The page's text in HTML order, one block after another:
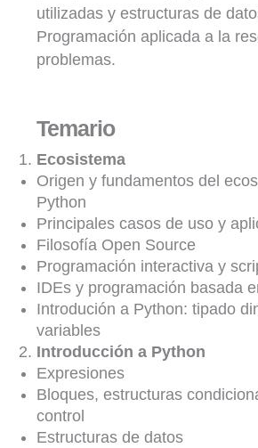
utilizadas y estructuras de
Programación aplicada a la
problemas.
Temario
Ecosistema
Origen y fundamentos del
Python
Principales casos de uso y
Filosofía Open Source
Programación interactiva y
IDEs y programación basada
Introdución a Python: tipado
variables
Introducción a Python
Expresiones
Bloques, estructuras
control
Estructuras de datos